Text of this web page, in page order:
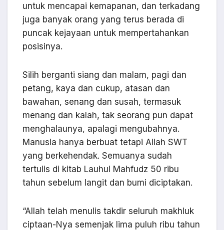
untuk mencapai kemapanan, dan terkadang
juga banyak orang yang terus berada di
puncak kejayaan untuk mempertahankan
posisinya.
Silih berganti siang dan malam, pagi dan
petang, kaya dan cukup, atasan dan
bawahan, senang dan susah, termasuk
menang dan kalah, tak seorang pun dapat
menghalaunya, apalagi mengubahnya.
Manusia hanya berbuat tetapi Allah SWT
yang berkehendak. Semuanya sudah
tertulis di kitab Lauhul Mahfudz 50 ribu
tahun sebelum langit dan bumi diciptakan.
“Allah telah menulis takdir seluruh makhluk
ciptaan-Nya semenjak lima puluh ribu tahun